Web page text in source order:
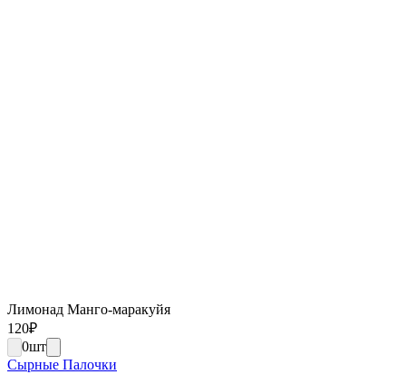
Лимонад Манго-маракуйя
120₽
0шт
Сырные Палочки